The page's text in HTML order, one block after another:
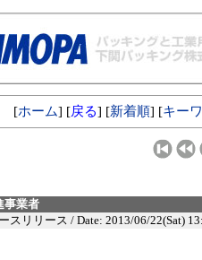
[ホーム] [戻る] [新着順] [キー
事業者
スリリース / Date: 2013/06/22(Sat)